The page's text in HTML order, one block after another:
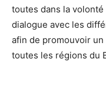
toutes dans la
dialogue avec les
afin de promouvoir
toutes les régions du